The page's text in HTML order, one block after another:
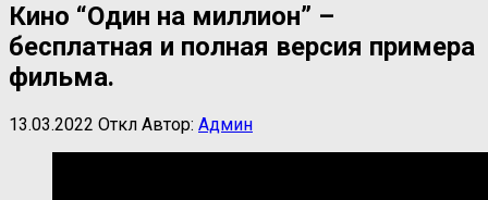
Кино “Один на миллион” –
бесплатная и полная версия примера
фильма.
13.03.2022 Откл Автор: Админ